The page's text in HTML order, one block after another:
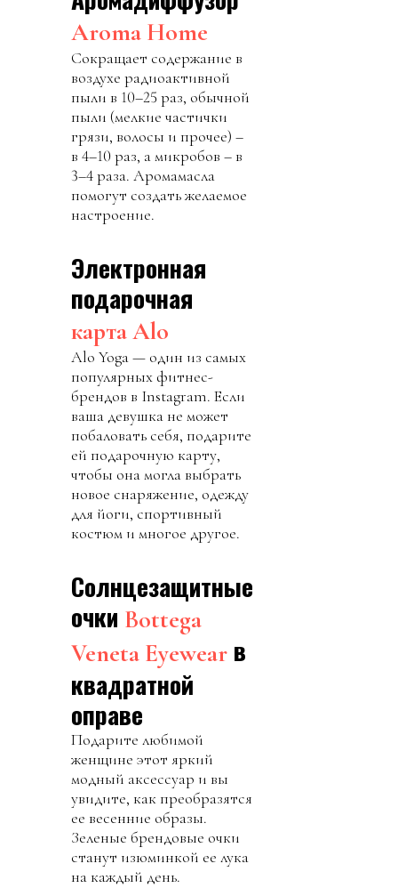
Aroma Home
Сокращает содержание в
воздухе радиоактивной
пыли в 10–25 раз, обычной
пыли (мелкие частички
грязи, волосы и прочее) –
в 4–10 раз, а микробов – в
3–4 раза. Аромамасла
помогут создать желаемое
настроение.
Электронная
подарочная
карта Alo
Alo Yoga — один из самых
популярных фитнес-
брендов в Instagram. Если
ваша девушка не может
побаловать себя, подарите
ей подарочную карту,
чтобы она могла выбрать
новое снаряжение, одежду
для йоги, спортивный
костюм и многое другое.
Солнцезащитные
очки Bottega
Veneta Eyewear в
квадратной
оправе
Подарите любимой
женщине этот яркий
модный аксессуар и вы
увидите, как преобразятся
ее весенние образы.
Зеленые брендовые очки
станут изюминкой ее лука
на каждый день.